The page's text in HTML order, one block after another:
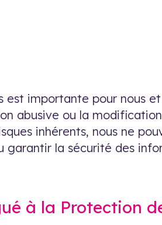
importante pour nous
abusive ou la
inhérents, nous ne
garantir la sécurité des
à la Protection